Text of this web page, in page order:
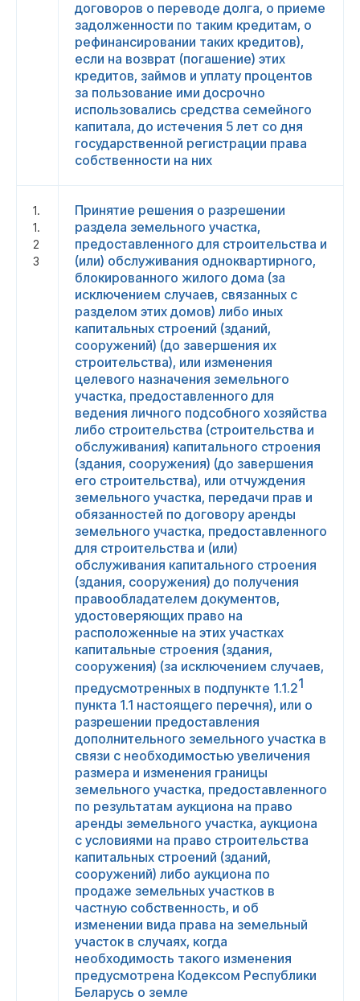
договоров о переводе долга, о приеме
задолженности по таким кредитам, о
рефинансировании таких кредитов),
если на возврат (погашение) этих
кредитов, займов и уплату процентов
за пользование ими досрочно
использовались средства семейного
капитала, до истечения 5 лет со дня
государственной регистрации права
собственности на них
1.
1.
2
3
Принятие решения о разрешении
раздела земельного участка,
предоставленного для строительства и
(или) обслуживания одноквартирного,
блокированного жилого дома (за
исключением случаев, связанных с
разделом этих домов) либо иных
капитальных строений (зданий,
сооружений) (до завершения их
строительства), или изменения
целевого назначения земельного
участка, предоставленного для
ведения личного подсобного хозяйства
либо строительства (строительства и
обслуживания) капитального строения
(здания, сооружения) (до завершения
его строительства), или отчуждения
земельного участка, передачи прав и
обязанностей по договору аренды
земельного участка, предоставленного
для строительства и (или)
обслуживания капитального строения
(здания, сооружения) до получения
правообладателем документов,
удостоверяющих право на
расположенные на этих участках
капитальные строения (здания,
сооружения) (за исключением случаев,
предусмотренных в подпункте 1.1.21
пункта 1.1 настоящего перечня), или о
разрешении предоставления
дополнительного земельного участка в
связи с необходимостью увеличения
размера и изменения границы
земельного участка, предоставленного
по результатам аукциона на право
аренды земельного участка, аукциона
с условиями на право строительства
капитальных строений (зданий,
сооружений) либо аукциона по
продаже земельных участков в
частную собственность, и об
изменении вида права на земельный
участок в случаях, когда
необходимость такого изменения
предусмотрена Кодексом Республики
Беларусь о земле